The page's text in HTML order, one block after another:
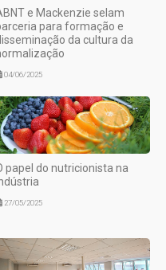
e Mackenzie selam
para formação e
da cultura da
04/06/2025
papel do nutricionista na
27/05/2025